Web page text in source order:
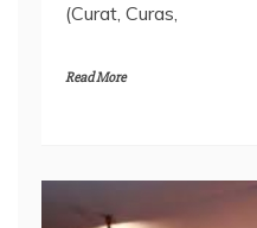
(Curat, Curas,
Read More